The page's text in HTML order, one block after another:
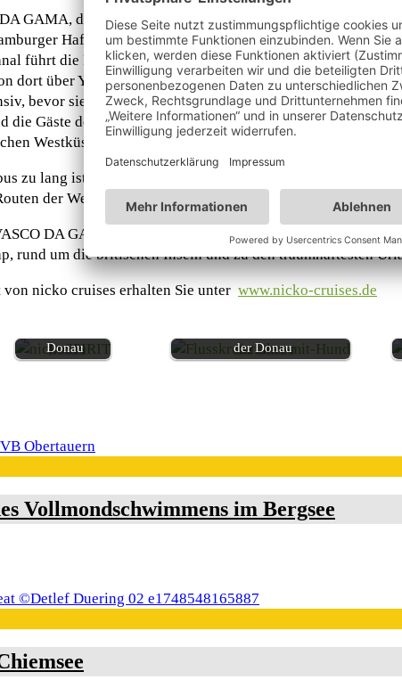
GAMA, dem klassisch-eleganten Hochseeschiff der nicko
Hafen aus über Teneriffa überqueren die
führt die Route entlang der Westküste Südamerikas nach
dort über Yokohama und Ho-Chi-Minh-Stadt erleben die
bevor sie mit der Überquerung des indischen Ozeans
die Gäste der VASCO DA GAMA pünktlich zum
Westküste endet diese große Reise 193 Tage später
zu lang ist, hat die Möglichkeit, die sogenannte „kleine
der Weltreise wieder einzeln und kombiniert als
DA GAMA auf den schönsten Routen in West- und
rund um die britischen Inseln und zu den traumhaftesten
nicko cruises erhalten Sie unter www.nicko-cruises.de
Donau
der Donau
Vollmondschwimmens im Bergsee